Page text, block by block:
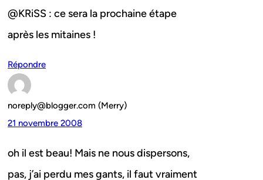
@KRiSS : ce sera la prochaine étape
après les mitaines !
Répondre
noreply@blogger.com (Merry)
21 novembre 2008
oh il est beau! Mais ne nous dispersons,
pas, j’ai perdu mes gants, il faut vraiment